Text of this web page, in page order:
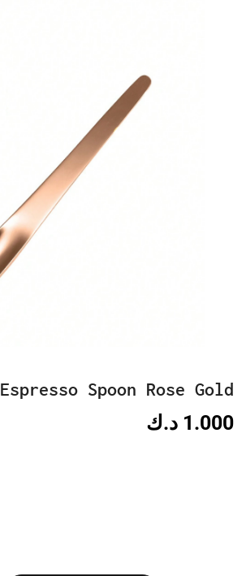
Espresso Spoon Rose Gold
1.000 د.ك